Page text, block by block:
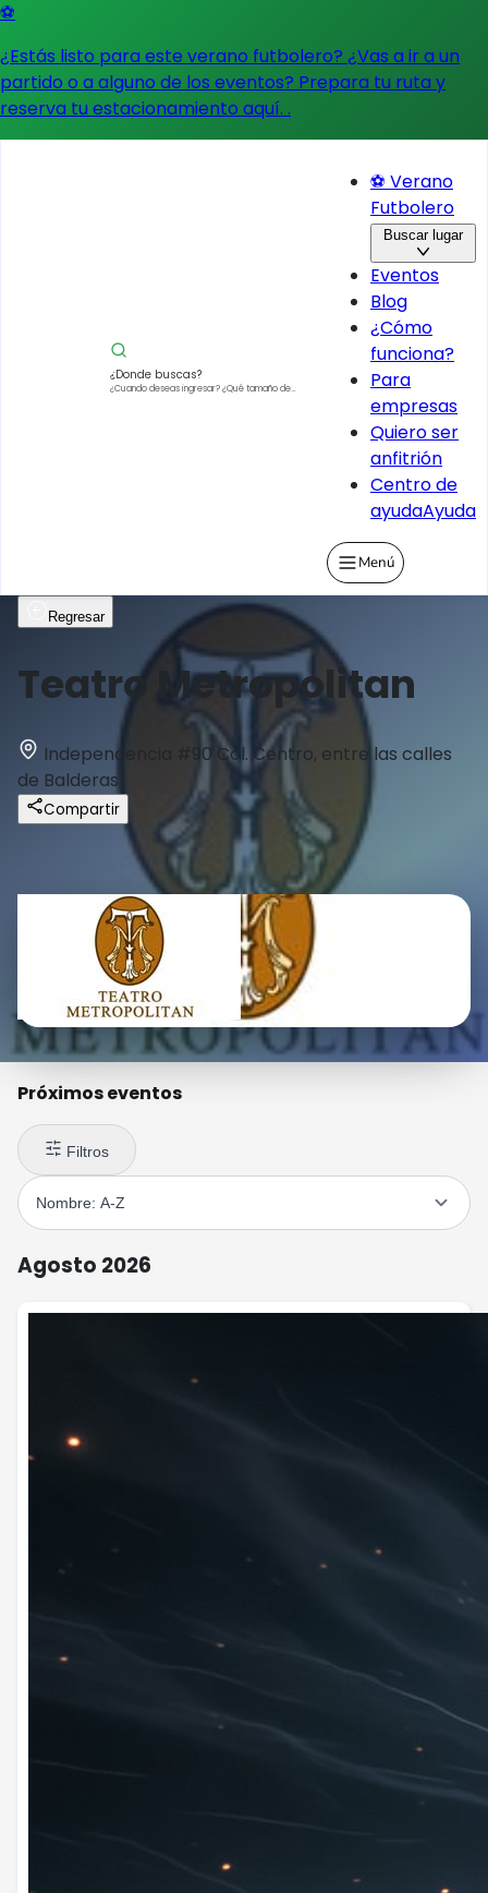
⚽
¿Estás listo para este verano futbolero? ¿Vas a ir a un
partido o a alguno de los eventos? Prepara tu ruta y
reserva tu estacionamiento aquí. .
¿Donde buscas?
¿Cuando deseas ingresar?¿Qué tamaño de
⚽ Verano
Futbolero
Buscar lugar
Eventos
Blog
¿Cómo
funciona?
Para
empresas
Quiero ser
anfitrión
Centro de
ayudaAyuda
Menú
Regresar
Teatro Metropolitan
Independencia #90 Col. Centro, entre las calles
de Balderas
Compartir
Próximos eventos
Filtros
Agosto 2026